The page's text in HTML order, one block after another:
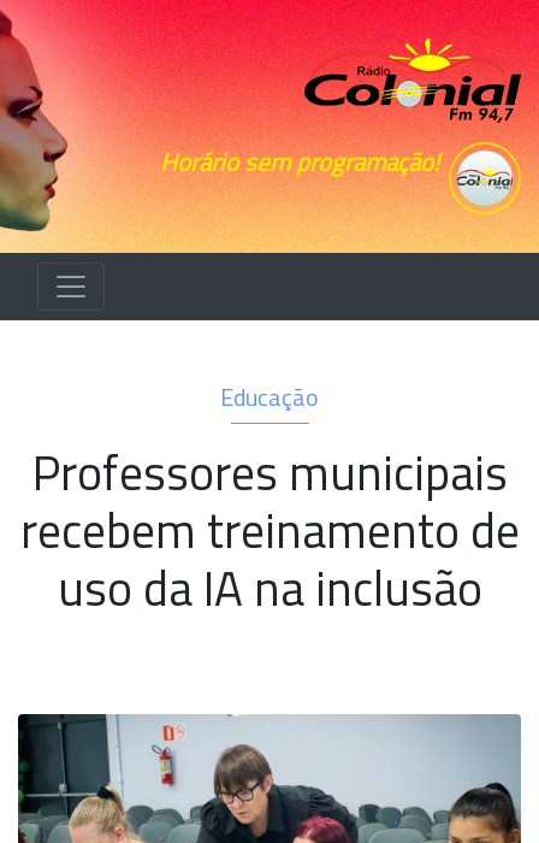
Horário sem programação!
Educação
Professores municipais
recebem treinamento de
uso da IA na inclusão